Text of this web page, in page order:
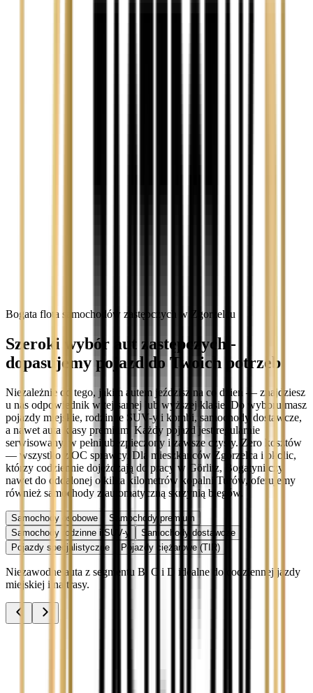
Bogata flota samochodów zastępczych w Zgorzelcu
Szeroki wybór aut zastępczych -
dopasujemy pojazd do Twoich potrzeb
Niezależnie od tego, jakim autem jeździsz na co dzień — znajdziesz
u nas odpowiednik w tej samej lub wyższej klasie. Do wyboru masz
pojazdy miejskie, rodzinne SUV-y i kombi, samochody dostawcze,
a nawet auta klasy premium. Każdy pojazd jest regularnie
serwisowany, w pełni ubezpieczony i zawsze czysty. Zero kosztów
— wszystko z OC sprawcy. Dla mieszkańców Zgorzelca i okolic,
którzy codziennie dojeżdżają do pracy w Görlitz, Bogatyni czy
nawet do oddalonej o kilka kilometrów kopalni Turów, oferujemy
również samochody z automatyczną skrzynią biegów.
Samochody osobowe
Samochody premium
Samochody rodzinne i SUV-y
Samochody dostawcze
Pojazdy specjalistyczne
Pojazdy ciężarowe (TIR)
Niezawodne auta z segmentu B, C i D idealne do codziennej jazdy
miejskiej i na trasy.